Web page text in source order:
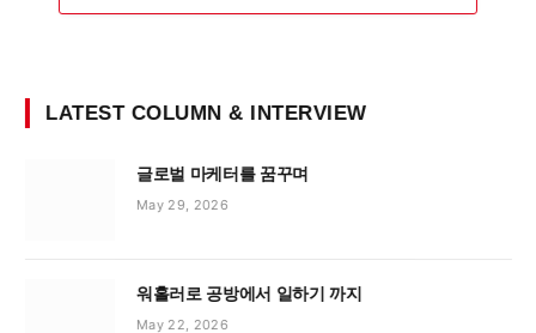
LATEST COLUMN & INTERVIEW
글로벌 마케터를 꿈꾸며
May 29, 2026
워홀러로 공방에서 일하기 까지
May 22, 2026